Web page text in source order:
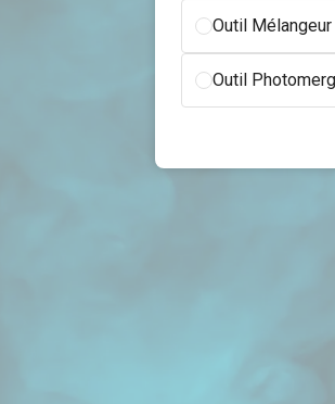
Outil Mélangeur
Outil